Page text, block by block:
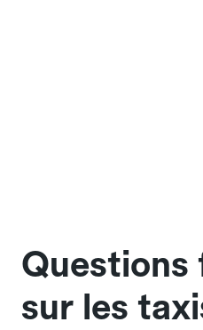
Questions
sur les